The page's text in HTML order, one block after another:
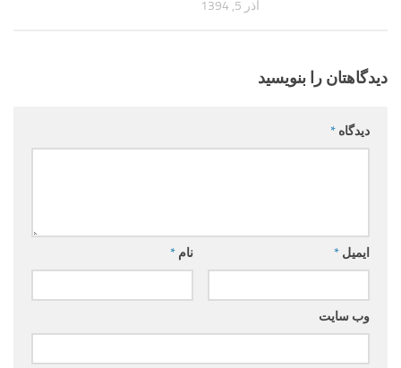
آذر 5, 1394
دیدگاهتان را بنویسید
دیدگاه *
نام * ایمیل *
وب‌ سایت